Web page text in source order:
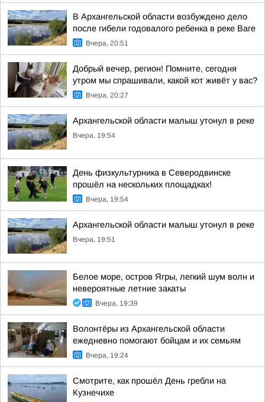
В Архангельской области возбуждено дело
после гибели годовалого ребенка в реке Ваге
Вчера, 20:51
Добрый вечер, регион! Помните, сегодня
утром мы спрашивали, какой кот живёт у вас?
Вчера, 20:27
Архангельской области малыш утонул в реке
Вчера, 19:54
День физкультурника в Северодвинске
прошёл на нескольких площадках!
Вчера, 19:54
Архангельской области малыш утонул в реке
Вчера, 19:51
Белое море, остров Ягры, легкий шум волн и
невероятные летние закаты
Вчера, 19:39
Волонтёры из Архангельской области
ежедневно помогают бойцам и их семьям
Вчера, 19:24
Смотрите, как прошёл День гребли на
Кузнечихе